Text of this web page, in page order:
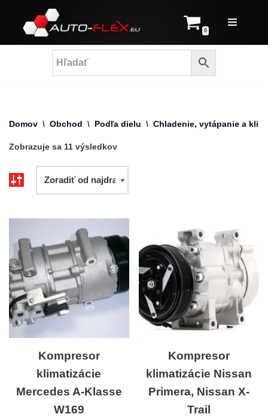
Prejsť
na
0
Domov \ Obchod \ Podľa dielu \ Chladenie, vytápanie a
Zobrazuje sa 11 výsledkov
Kompresor
klimatizácie
Mercedes A-Klasse
W169
Kompresor
klimatizácie Nissan
Primera, Nissan X-
Trail